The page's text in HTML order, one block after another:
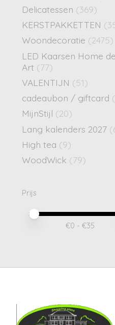
Delicatessen (369)
KERSTPAKKETTEN
Woondecoratie (2475)
LED Kaarsen Home
Art (77)
VALENTIJN (51)
cadeaubon / giftcard
MijnStijl (20)
Lang kalenders 2027
High tea (9)
WoodWick (79)
Prijs
Minimale prijswaarde
Price maximum
€0 - €35